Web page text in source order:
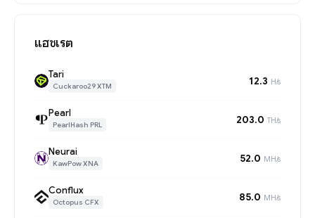
แฮชเรต
Tari
Cuckaroo29 XTM 12.3 H/s
Pearl
PearlHash PRL 203.0 TH/s
Neurai
KawPow XNA 52.0 MH/s
Conflux
Octopus CFX 85.0 MH/s